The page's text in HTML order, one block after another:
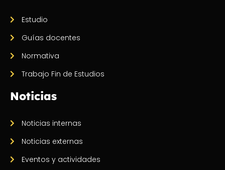
Estudio
Guías docentes
Normativa
Trabajo Fin de Estudios
Noticias
Noticias internas
Noticias externas
Eventos y actividades